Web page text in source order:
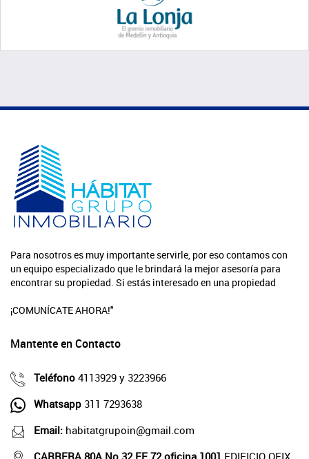
Para nosotros es muy importante servirle, por eso contamos con
un equipo especializado que le brindará la mejor asesoría para
encontrar su propiedad. Si estás interesado en una propiedad
¡COMUNÍCATE AHORA!"
Mantente en Contacto
Teléfono 4113929 y 3223966
Whatsapp 311 7293638
Email: habitatgrupoin@gmail.com